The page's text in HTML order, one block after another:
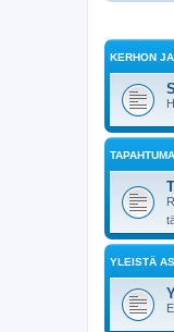
KERHON
YLEISTÄ